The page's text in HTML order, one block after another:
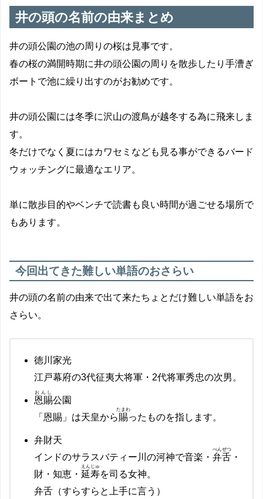
井の頭の名前の由来まとめ
井の頭公園の池の周りの桜は見事です。
春の桜の満開時期に井の頭公園の周りを散歩したり手漕ぎ
ボートで池に繰り出すのがお勧めです。
井の頭公園には冬季に沢山の渡鳥が越冬する為に飛来しま
す。
冬だけでなく夏にはカワセミなども見る事ができるバード
ウォッチングに最適なエリア。
単に散歩目的やベンチで読書も良い時間が過ごせる場所で
もあります。
今回出てきた難しい単語のおさらい
井の頭の名前の由来で出て来たちょとだけ難しい単語をお
さらい。
徳川家光
江戸幕府の3代征夷大将軍・2代将軍秀忠の次男。
恩賜
おんし
公園
「恩賜」は天皇から賜
たまわ
ったものを指します。
弁財天
インドのサラスバティー川の河神で音楽・ 弁舌
べんぜつ
・
財 ・知恵・ 延寿
えんじゅ
を司る女神。
弁舌（すらすらと上手に言う）